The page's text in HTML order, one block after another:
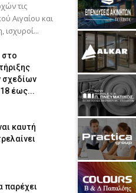
τις
Αιγαίου και
σχεδίων
έως...
καυτή
παρέχει